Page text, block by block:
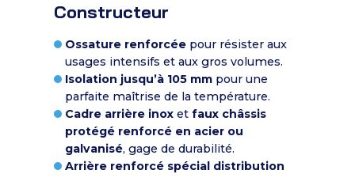
Constructeur
Ossature renforcée pour résister aux
usages intensifs et aux gros volumes.
Isolation jusqu’à 105 mm pour une
parfaite maîtrise de la température.
Cadre arrière inox et faux châssis
protégé renforcé en acier ou
galvanisé, gage de durabilité.
Arrière renforcé spécial distribution